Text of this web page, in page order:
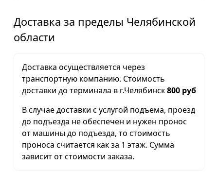
Доставка за пределы Челябинской
области
Доставка осуществляется через
транспортную компанию. Стоимость
доставки до терминала в г.Челябинск800 руб
В случае доставки с услугой подъема, проезд
до подъезда не обеспечен и нужен пронос
от машины до подъезда, то стоимость
проноса считается как за 1 этаж. Сумма
зависит от стоимости заказа.